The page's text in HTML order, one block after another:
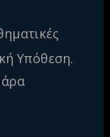
Υπόθεση.
άρα